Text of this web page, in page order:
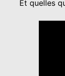
Et quelles